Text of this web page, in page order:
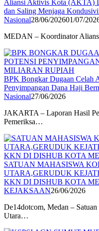
Aliansi Aktivis Kota (AKTA)
dan Saling Menjaga
Nasional28/06/202601/07/
MEDAN – Koordinator
BPK Bongkar Dugaan Celah
Penyimpangan Dana Haji
Nasional27/06/2026
JAKARTA – Laporan Hasil
Pemeriksa…
SATUAN MAHASISWA
UTARA,GERUDUK
KKN DI DISHUB KOTA
KEJAKSAAN26/06/2026
De14dotcom, Medan –
Utara…